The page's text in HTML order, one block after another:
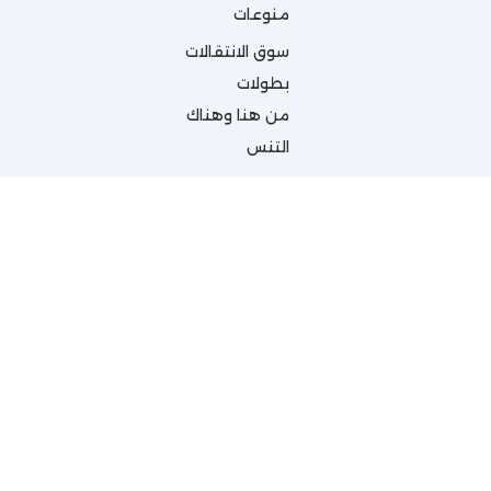
منوعات
سوق الانتقالات
بطولات
من هنا وهناك
التنس